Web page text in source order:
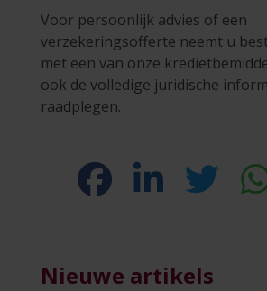
Voor persoonlijk advies of een
verzekeringsofferte neemt u
met een van onze
ook de volledige juridische
raadplegen.
Nieuwe artikels